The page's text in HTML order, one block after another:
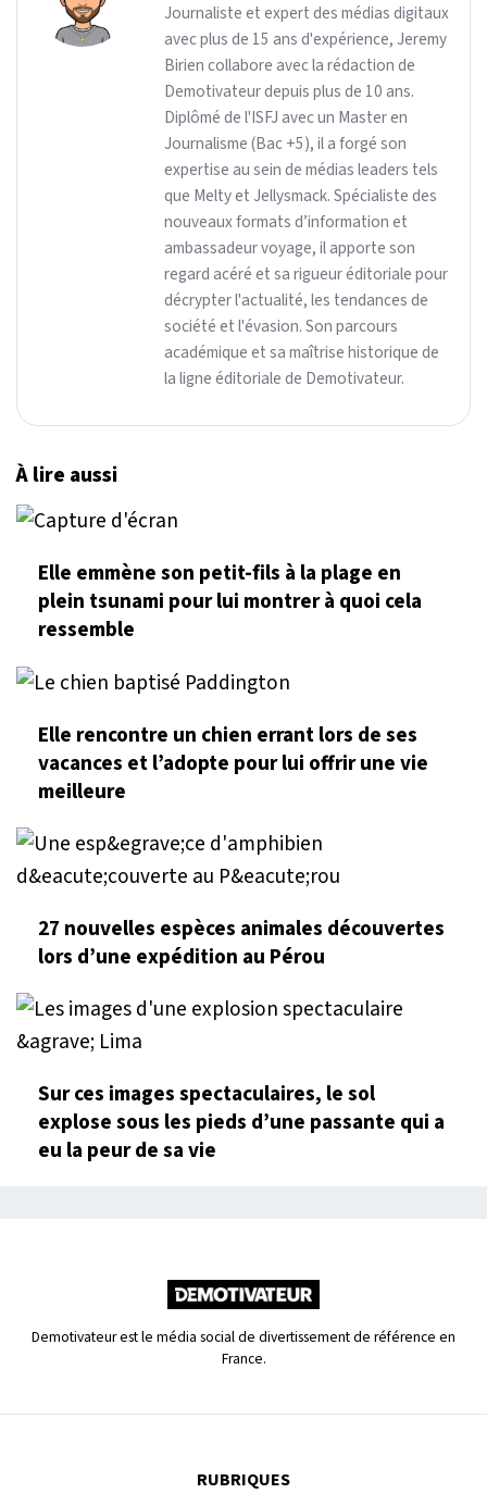
Journaliste et expert des médias digitaux
avec plus de 15 ans d'expérience, Jeremy
Birien collabore avec la rédaction de
Demotivateur depuis plus de 10 ans.
Diplômé de l'ISFJ avec un Master en
Journalisme (Bac +5), il a forgé son
expertise au sein de médias leaders tels
que Melty et Jellysmack. Spécialiste des
nouveaux formats d’information et
ambassadeur voyage, il apporte son
regard acéré et sa rigueur éditoriale pour
décrypter l'actualité, les tendances de
société et l'évasion. Son parcours
académique et sa maîtrise historique de
la ligne éditoriale de Demotivateur.
À lire aussi
Elle emmène son petit-fils à la plage en
plein tsunami pour lui montrer à quoi cela
ressemble
Elle rencontre un chien errant lors de ses
vacances et l’adopte pour lui offrir une vie
meilleure
27 nouvelles espèces animales découvertes
lors d’une expédition au Pérou
Sur ces images spectaculaires, le sol
explose sous les pieds d’une passante qui a
eu la peur de sa vie
Demotivateur est le média social de divertissement de référence en
France.
RUBRIQUES